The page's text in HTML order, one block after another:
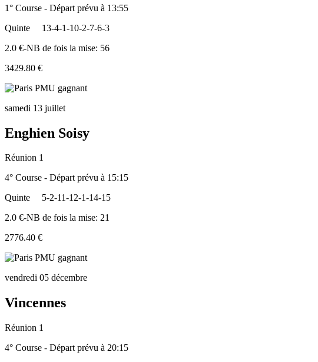
1° Course - Départ prévu à 13:55
Quinte
13-4-1-10-2-7-6-3
2.0 €-NB de fois la mise: 56
3429.80 €
samedi 13 juillet
Enghien Soisy
Réunion 1
4° Course - Départ prévu à 15:15
Quinte
5-2-11-12-1-14-15
2.0 €-NB de fois la mise: 21
2776.40 €
vendredi 05 décembre
Vincennes
Réunion 1
4° Course - Départ prévu à 20:15